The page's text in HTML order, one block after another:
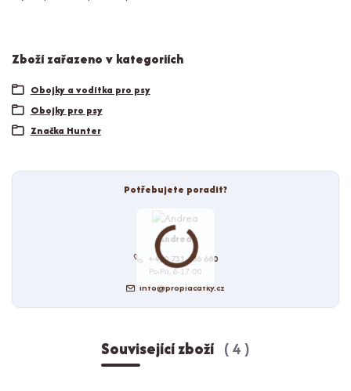
Zboží zařazeno v kategoriích
Obojky a vodítka pro psy
Obojky pro psy
Značka Hunter
Potřebujete poradit?
Andrea
+420 731 686 680
Po-Pá, 8-17:00
info@proplacatky.cz
Související zboží 4